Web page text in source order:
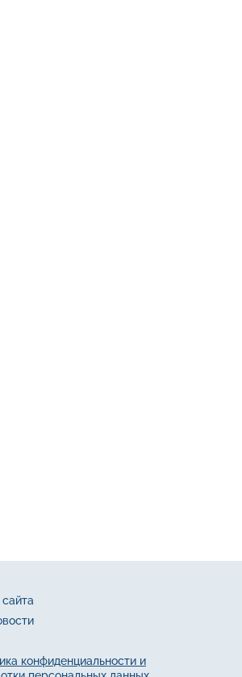
ЕСЛИ ЕСТЬ
ОТОПЛЕНИЮ
РАБОТ В САДУ
конфиденциальности и